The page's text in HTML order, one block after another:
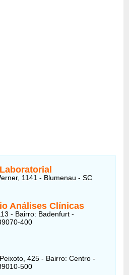
1141 - Blumenau - SC
Análises Clínicas
- Bairro: Badenfurt -
400
425 - Bairro: Centro -
500